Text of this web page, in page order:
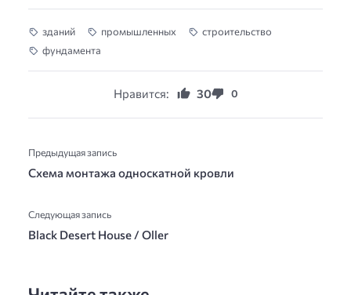
зданий промышленных
строительство
фундамента
Нравится: 30 0
Предыдущая запись
Схема монтажа односкатной кровли
Следующая запись
Black Desert House / Oller